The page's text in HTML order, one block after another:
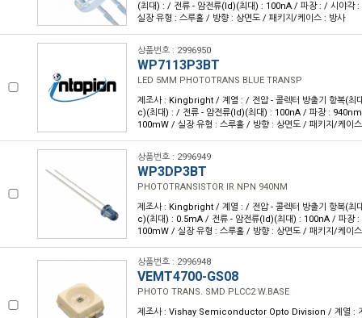
(최대) : / 전류 - 암전류(Id)(최대) : 100nA / 파장 : / 시야각
실장 유형 : 스루홀 / 방향 : 상면도 / 패키지/케이스 : 방사
상품번호 : 2996950
WP7113P3BT
LED 5MM PHOTOTRANS BLUE TRANSP
제조사 : Kingbright / 계열 : / 전압 - 콜렉터 방출기 항복(최
c)(최대) : / 전류 - 암전류(Id)(최대) : 100nA / 파장 :
100mW / 실장 유형 : 스루홀 / 방향 : 상면도 / 패키지/케이
상품번호 : 2996949
WP3DP3BT
PHOTOTRANSISTOR IR NPN 940NM
제조사 : Kingbright / 계열 : / 전압 - 콜렉터 방출기 항복(최
c)(최대) : 0.5mA / 전류 - 암전류(Id)(최대) : 100nA / 파장 :
100mW / 실장 유형 : 스루홀 / 방향 : 상면도 / 패키지/케이
상품번호 : 2996948
VEMT4700-GS08
PHOTO TRANS. SMD PLCC2 W.BASE
제조사 : Vishay Semiconductor Opto Division / 계열 :